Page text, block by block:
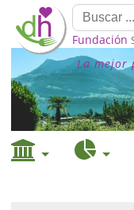
Fundación
La mejor